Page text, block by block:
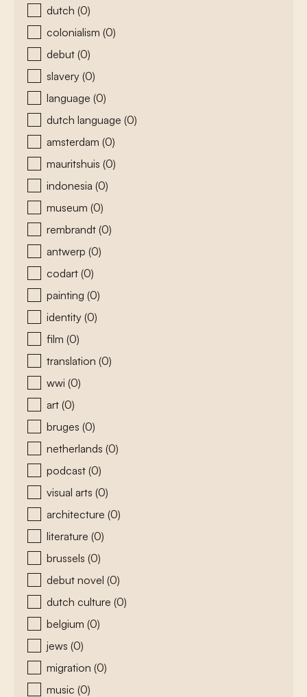
dutch (0)
colonialism (0)
debut (0)
slavery (0)
language (0)
dutch language (0)
amsterdam (0)
mauritshuis (0)
indonesia (0)
museum (0)
rembrandt (0)
antwerp (0)
codart (0)
painting (0)
identity (0)
film (0)
translation (0)
wwi (0)
art (0)
bruges (0)
netherlands (0)
podcast (0)
visual arts (0)
architecture (0)
literature (0)
brussels (0)
debut novel (0)
dutch culture (0)
belgium (0)
jews (0)
migration (0)
music (0)